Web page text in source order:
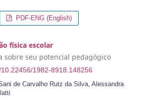
PDF-ENG (English)
física escolar
sobre seu potencial pedagógico
1982-8918.148256
de Carvalho Rutz da Silva, Alessandra